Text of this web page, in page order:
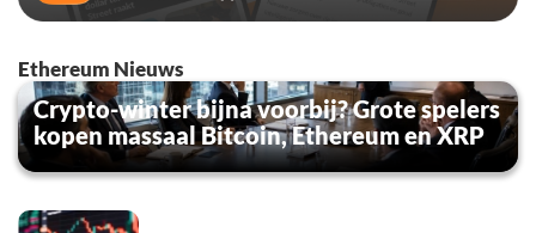
Ethereum Nieuws
Crypto-winter bijna voorbij? Grote spelers
kopen massaal Bitcoin, Ethereum en XRP